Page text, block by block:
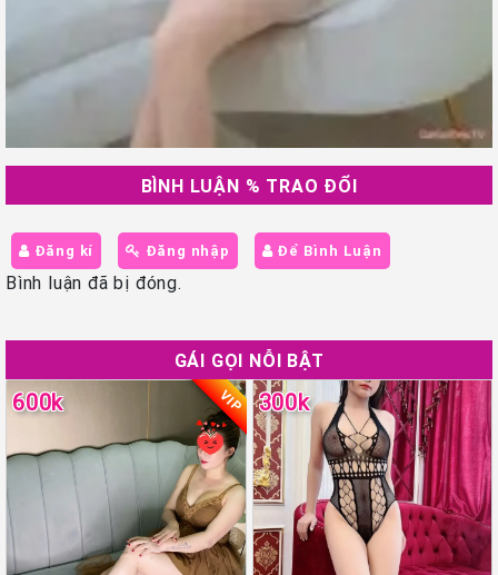
BÌNH LUẬN % TRAO ĐỔI
Đăng kí Đăng nhập Để Bình Luận
Bình luận đã bị đóng.
GÁI GỌI NỖI BẬT
600k VIP 300k